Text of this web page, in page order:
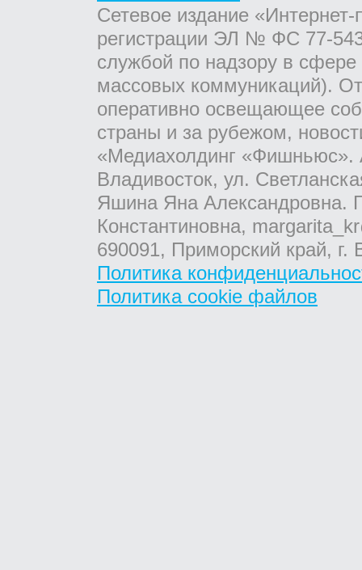
Сетевое издание
регистрации ЭЛ № ФС 77-
службой по надзору в
массовых коммуникаций).
оперативно освещающее
страны и за рубежом,
«Медиахолдинг «Фишньюс».
Владивосток, ул.
Яшина Яна Александровна.
Константиновна,
690091, Приморский край,
Политика
Политика cookie файлов